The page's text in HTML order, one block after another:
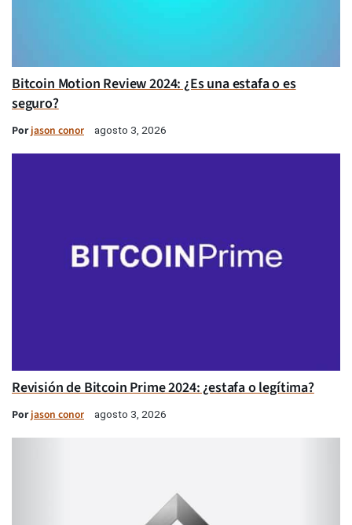
Bitcoin Motion Review 2024: ¿Es una estafa o es
seguro?
Porjason conor agosto 3, 2026
Revisión de Bitcoin Prime 2024: ¿estafa o legítima?
Porjason conor agosto 3, 2026